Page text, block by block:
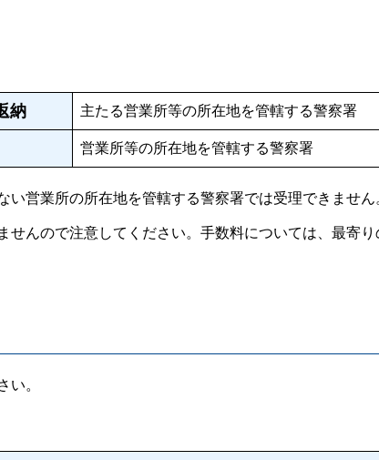
納 主たる営業所等の所在地を管轄する警察署
営業所等の所在地を管轄する警察署
営業所の所在地を管轄する警察署では受理できません
んので注意してください。手数料については、最寄り
い。